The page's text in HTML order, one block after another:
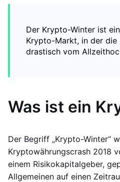
Der Krypto-Winter ist
Krypto-Markt, in der die
drastisch vom
Was ist ein
Der Begriff „Krypto-Winter“
Kryptowährungscrash 2018
einem Risikokapitalgeber,
Allgemeinen auf einen